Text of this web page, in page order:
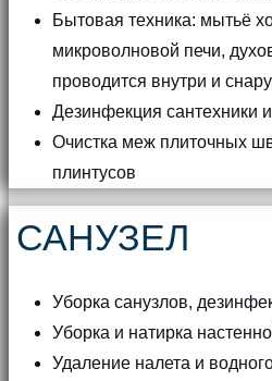
Бытовая техника: мытьё
микроволновой печи,
проводится внутри и
Дезинфекция сантехники
Очистка меж плиточных
плинтусов
САНУЗЕЛ
Уборка санузлов,
Уборка и натирка
Удаление налета и